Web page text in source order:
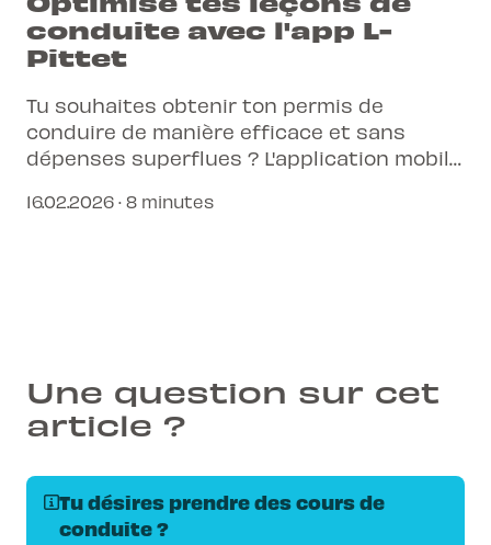
conduite avec l'app L-
Pittet
Tu souhaites obtenir ton permis de
conduire de manière efficace et sans
dépenses superflues ? L'application mobile
chaque leçon.
16.02.2026 · 8 minutes
Une question sur cet
article ?
Tu désires prendre des cours de
conduite ?